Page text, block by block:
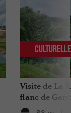
Visite de La
flanc de
Culturelle